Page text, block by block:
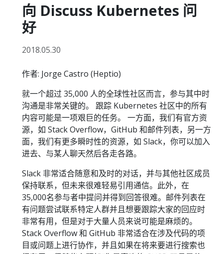
向 Discuss Kubernetes 问
好
2018.05.30
作者: Jorge Castro (Heptio)
就一个超过 35,000 人的全球性社区而言，参与其中时
沟通是非常关键的。 跟踪 Kubernetes 社区中的所有
内容可能是一项艰巨的任务。 一方面，我们有官方资
源，如 Stack Overflow，GitHub 和邮件列表，另一方
面，我们有更多瞬时性的资源，如 Slack，你可以加入
进去、与某人聊天然后各走各路。
Slack 非常适合随意和及时的对话，并与其他社区成员
保持联系，但未来很难轻易引用通信。此外，在
35,000名参与者中提问并得到回答很难。邮件列表在
有问题尝试联系特定人群并且想要跟踪大家的回应时
非常有用，但是对于大量人员来说可能是麻烦的。
Stack Overflow 和 GitHub 非常适合在涉及代码的项
目或问题上进行协作，并且如果在将来要进行搜索也